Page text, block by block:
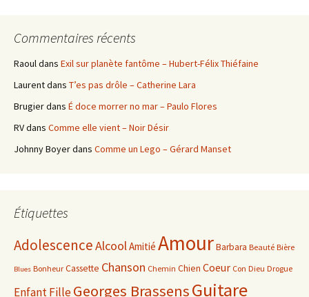
Commentaires récents
Raouldans Exil sur planète fantôme – Hubert-Félix Thiéfaine
Laurentdans T’es pas drôle – Catherine Lara
Brugierdans É doce morrer no mar – Paulo Flores
RVdans Comme elle vient – Noir Désir
Johnny Boyerdans Comme un Lego – Gérard Manset
Étiquettes
AdolescenceAlcoolAmitié AmourBarbara Beauté Bière
Blues Bonheur Cassette Chanson Chemin Chien Coeur Con Dieu Drogue
EnfantFilleGeorges BrassensGuitare